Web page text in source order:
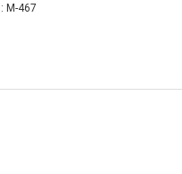
M-467